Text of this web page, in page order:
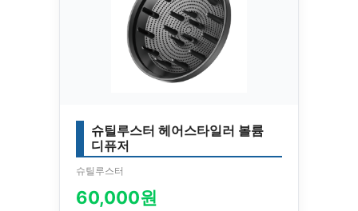
슈틸루스터 헤어스타일러 볼륨
디퓨저
슈틸루스터
60,000원